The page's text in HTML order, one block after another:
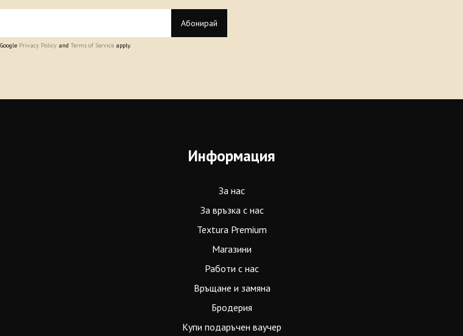
Абонирай
Privacy Policy and Terms of Service apply.
Информация
За нас
За връзка с нас
Textura Premium
Магазини
Работи с нас
Връщане и замяна
Бродерия
Купи подаръчен ваучер